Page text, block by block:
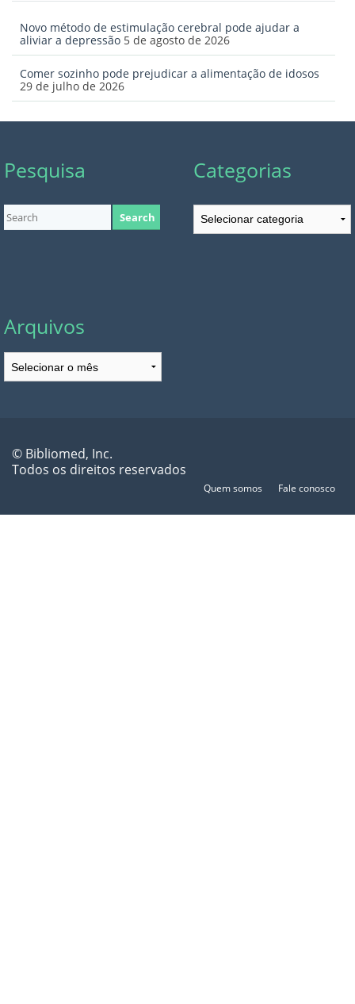
Novo método de estimulação cerebral pode ajudar a
aliviar a depressão 5 de agosto de 2026
Comer sozinho pode prejudicar a alimentação de idosos
29 de julho de 2026
Pesquisa Categorias
Categorias
Arquivos
Arquivos
© Bibliomed, Inc.
Todos os direitos reservados
Quem somos Fale conosco